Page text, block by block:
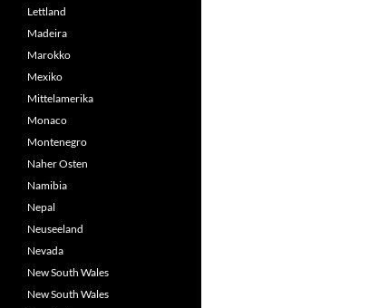
Lettland
Madeira
Marokko
Mexiko
Mittelamerika
Monaco
Montenegro
Naher Osten
Namibia
Nepal
Neuseeland
Nevada
New South Wales
New South Wales